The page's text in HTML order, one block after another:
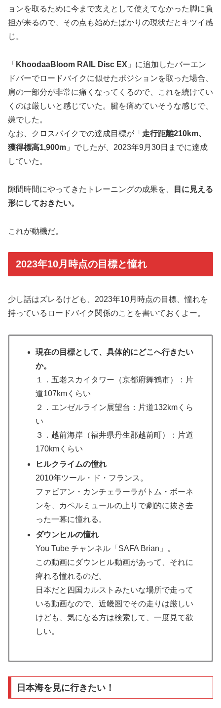
ョンを取るために今まで支えとして使えてなかった脚に負
担が来るので、その点も始めたばかりの現状だとキツイ感
じ。
「 KhoodaaBloom RAIL Disc EX 」に追加したバーエン
ドバーでロードバイクに似せたポジションを取った場合、
肩の一部分が非常に痛くなってくるので、これを続けてい
くのは厳しいと感じていた。腱を痛めていそうな感じで、
嫌でした。
なお、クロスバイクでの達成目標が「 走行距離210km、
獲得標高1,900m 」でしたが、2023年9月30日までに達成
していた。
隙間時間にやってきたトレーニングの成果を、
目に見える
形にしておきたい。
これが動機だ。
2023年10月時点の目標と憧れ
少し話はズレるけども、2023年10月時点の目標、憧れを
持っているロードバイク関係のことを書いておくよー。
現在の目標として、具体的にどこへ行きたい
か。
１．五老スカイタワー（京都府舞鶴市）：片
道107kmくらい
２．エンゼルライン展望台：片道132kmくら
い
３．越前海岸（福井県丹生郡越前町）：片道
170kmくらい
ヒルクライムの憧れ
2010年ツール・ド・フランス。
ファビアン・カンチェラーラがトム・ボーネ
ンを、カペルミュールの上りで劇的に抜き去
った一幕に憧れる。
ダウンヒルの憧れ
You Tube チャンネル「SAFA Brian」。
この動画にダウンヒル動画があって、それに
痺れる憧れるのだ。
日本だと四国カルストみたいな場所で走って
いる動画なので、近畿圏でその走りは厳しい
けども、気になる方は検索して、一度見て欲
しい。
日本海を見に行きたい！